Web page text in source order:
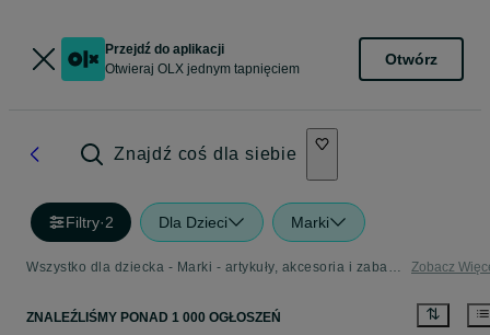
Przejdź do aplikacji
Otwieraj OLX jednym tapnięciem
Otwórz
Znajdź coś dla siebie
Filtry·2 Dla Dzieci Marki
Wszystko dla dziecka - Marki - artykuły, akcesoria i zabawki dla dzieci w Twojej okolicy Zobacz
ZNALEŹLIŚMY PONAD 1 000 OGŁOSZEŃ